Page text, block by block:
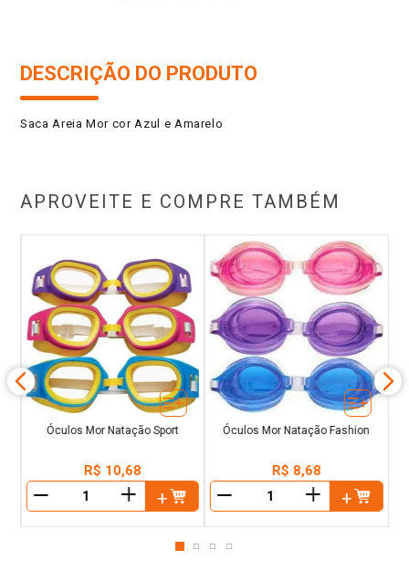
DESCRIÇÃO DO PRODUTO
Saca Areia Mor cor Azul e Amarelo
APROVEITE E COMPRE TAMBÉM
Óculos Mor Natação Sport
R$ 10,68
＋
Óculos Mor Natação Fashion
R$ 8,68
＋